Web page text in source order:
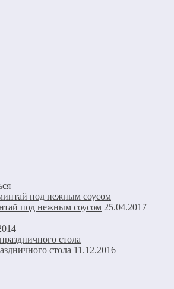
под нежным соусом 25.04.2017
стола 11.12.2016